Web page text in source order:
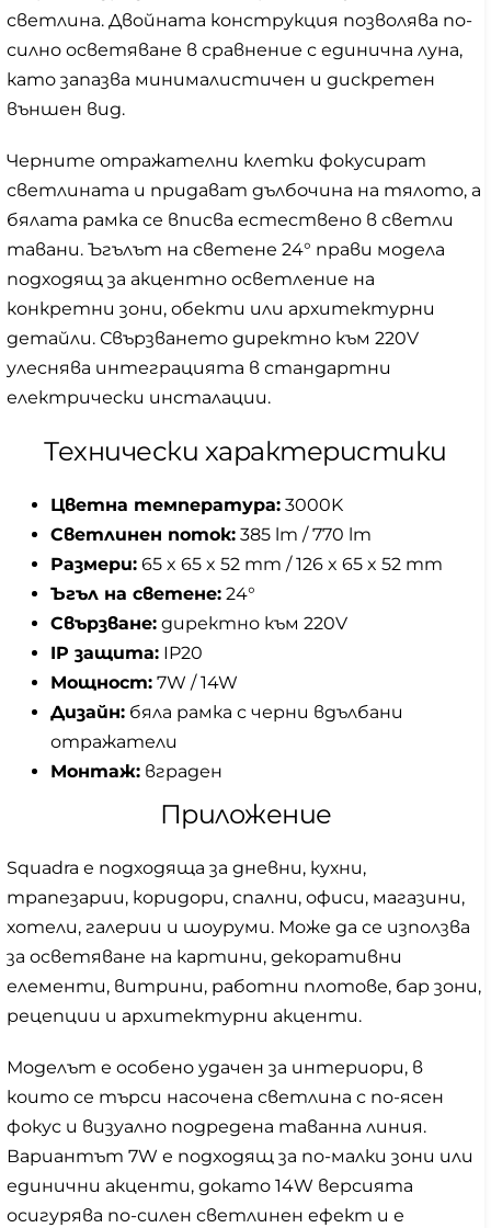
светлина. Двойната конструкция позволява по-
силно осветяване в сравнение с единична луна,
като запазва минималистичен и дискретен
външен вид.
Черните отражателни клетки фокусират
светлината и придават дълбочина на тялото, а
бялата рамка се вписва естествено в светли
тавани. Ъгълът на светене 24° прави модела
подходящ за акцентно осветление на
конкретни зони, обекти или архитектурни
детайли. Свързването директно към 220V
улеснява интеграцията в стандартни
електрически инсталации.
Технически характеристики
Цветна температура: 3000K
Светлинен поток: 385 lm / 770 lm
Размери: 65 x 65 x 52 mm / 126 x 65 x 52 mm
Ъгъл на светене: 24°
Свързване: директно към 220V
IP защита: IP20
Мощност: 7W / 14W
Дизайн: бяла рамка с черни вдълбани
отражатели
Монтаж: вграден
Приложение
Squadra е подходяща за дневни, кухни,
трапезарии, коридори, спални, офиси, магазини,
хотели, галерии и шоуруми. Може да се използва
за осветяване на картини, декоративни
елементи, витрини, работни плотове, бар зони,
рецепции и архитектурни акценти.
Моделът е особено удачен за интериори, в
които се търси насочена светлина с по-ясен
фокус и визуално подредена таванна линия.
Вариантът 7W е подходящ за по-малки зони или
единични акценти, докато 14W версията
осигурява по-силен светлинен ефект и е